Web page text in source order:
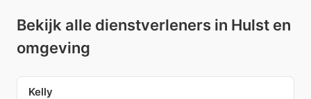
Bekijk alle dienstverleners in Hulst en
omgeving
Kelly